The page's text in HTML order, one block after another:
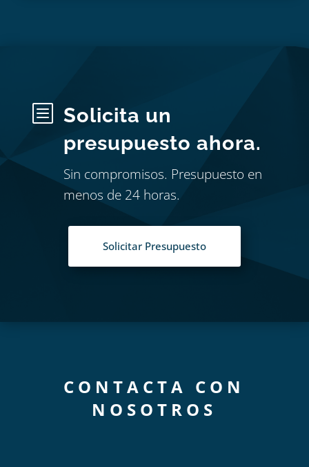
b
Solicita un
presupuesto ahora.
Sin compromisos. Presupuesto en
menos de 24 horas.
Solicitar Presupuesto
CONTACTA CON
NOSOTROS